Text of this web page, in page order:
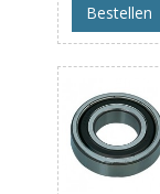
Bestellen